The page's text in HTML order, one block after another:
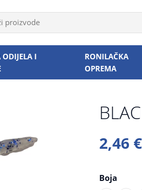
I
RONILAČKA
OPREMA
2,46 €
Boja